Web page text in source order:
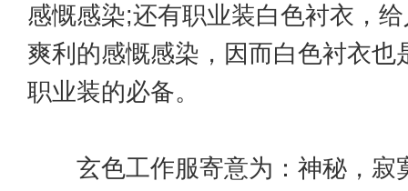
感慨感染;还有职业装白色衬衣，
爽利的感慨感染，因而白色衬衣也
职业装的必备。
玄色工作服寄意为：神秘，寂